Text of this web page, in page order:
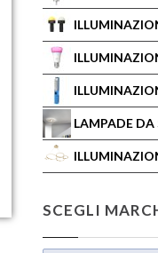
LAMPADE
SCEGLI